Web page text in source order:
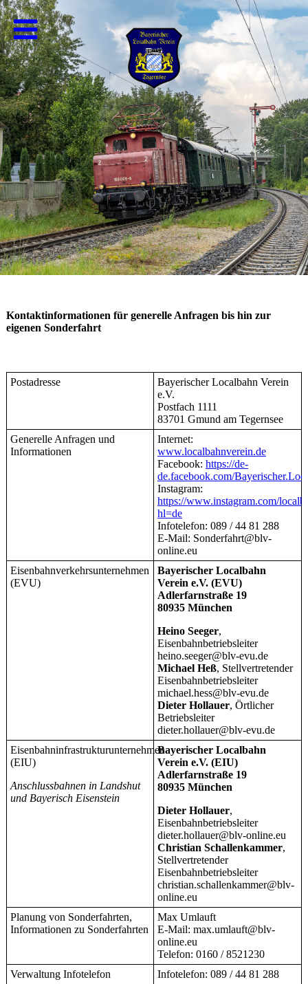
Kontaktinformationen für generelle Anfragen bis hin zur
eigenen Sonderfahrt
Postadresse
Bayerischer Localbahn Verein
e.V.
Postfach 1111
83701 Gmund am Tegernsee
Generelle Anfragen und
Informationen
Internet:
www.localbahnverein.de
Facebook: https://de-
de.facebook.com/
Instagram:
https://www.instagram.com/
hl=de
Infotelefon: 089 / 44 81 288
E-Mail: Sonderfahrt@blv-
online.eu
Eisenbahnverkehrsunternehmen
(EVU)
Bayerischer Localbahn
Verein e.V. (EVU)
Adlerfarnstraße 19
80935 München
Heino Seeger,
Eisenbahnbetriebsleiter
heino.seeger@blv-evu.de
Michael Heß, Stellvertretender
Eisenbahnbetriebsleiter
michael.hess@blv-evu.de
Dieter Hollauer, Örtlicher
Betriebsleiter
dieter.hollauer@blv-evu.de
Eisenbahninfrastrukturunternehmen
(EIU)
Anschlussbahnen in Landshut
und Bayerisch Eisenstein
Bayerischer Localbahn
Verein e.V. (EIU)
Adlerfarnstraße 19
80935 München
Dieter Hollauer,
Eisenbahnbetriebsleiter
dieter.hollauer@blv-online.eu
Christian Schallenkammer,
Stellvertretender
Eisenbahnbetriebsleiter
christian.schallenkammer@blv-
online.eu
Planung von Sonderfahrten,
Informationen zu Sonderfahrten
Max Umlauft
E-Mail: max.umlauft@blv-
online.eu
Telefon: 0160 / 8521230
Verwaltung Infotelefon
Infotelefon: 089 / 44 81 288